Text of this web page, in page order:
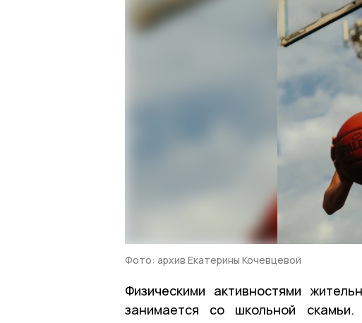
Фото: архив Екатерины Кочевцевой
Физическими активностями
занимается со школьной скамьи.